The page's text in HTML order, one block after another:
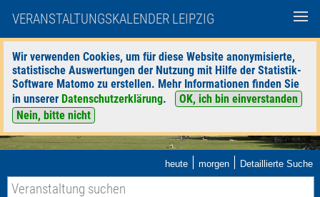
VERANSTALTUNGSKALENDER LEIPZIG
Wir verwenden Cookies, um für diese Website anonymisierte,
statistische Auswertungen der Nutzung mit Hilfe der Statistik-
Software Matomo zu erstellen. Mehr Informationen finden Sie
in unserer Datenschutzerklärung.
OK, ich bin einverstanden
Nein, bitte nicht
heute | morgen | Detaillierte Suche